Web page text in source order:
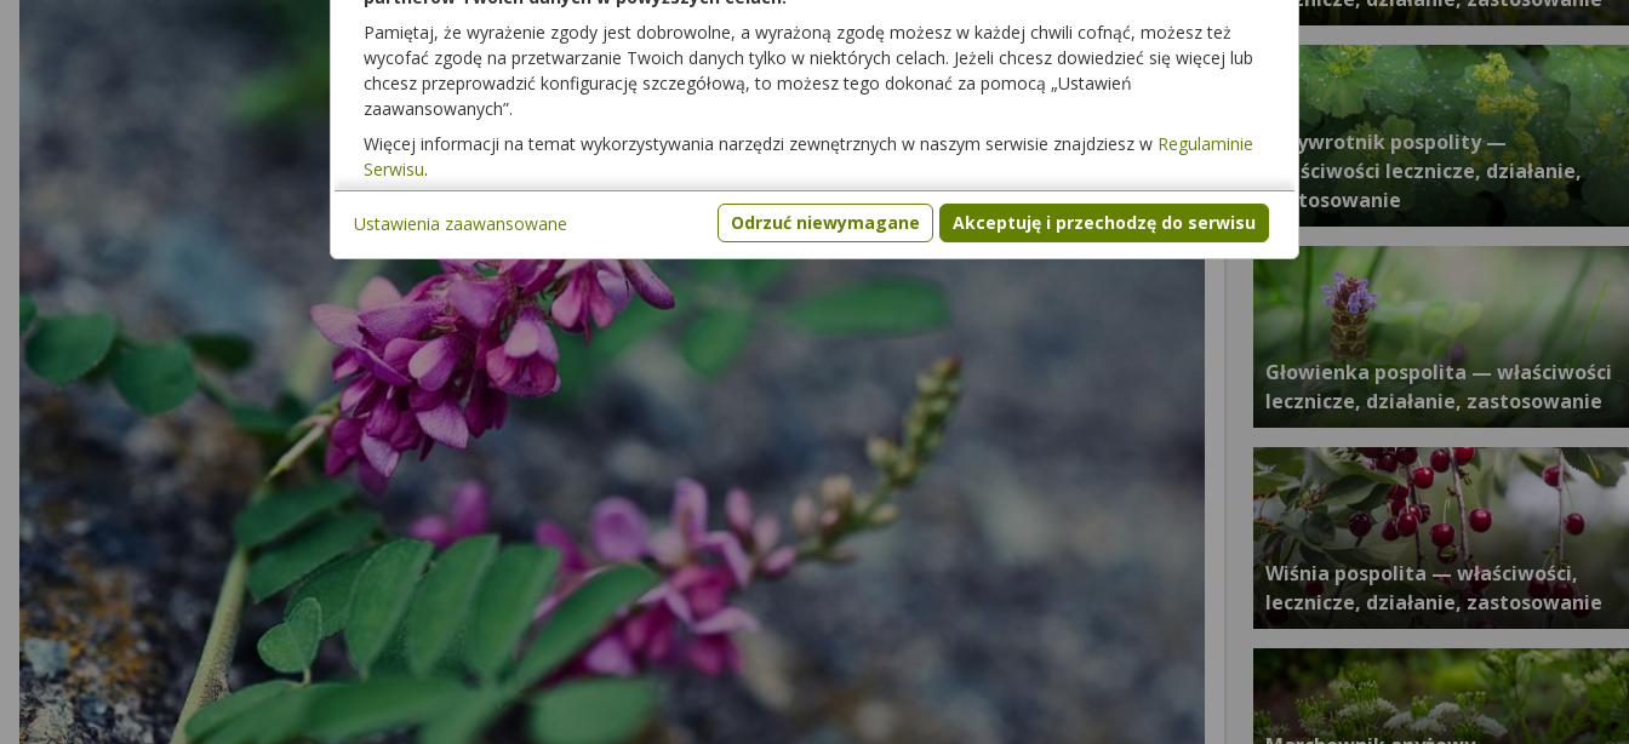
Przywrotnik pospolity —
właściwości lecznicze, działanie,
zastosowanie
Głowienka pospolita — właściwości
lecznicze, działanie, zastosowanie
Wiśnia pospolita — właściwości,
lecznicze, działanie, zastosowanie
Pamiętaj, że wyrażenie zgody jest dobrowolne, a wyrażoną zgodę możesz w każdej chwili cofnąć, możesz też
wycofać zgodę na przetwarzanie Twoich danych tylko w niektórych celach. Jeżeli chcesz dowiedzieć się więcej lub
chcesz przeprowadzić konfigurację szczegółową, to możesz tego dokonać za pomocą „Ustawień
zaawansowanych”.
Więcej informacji na temat wykorzystywania narzędzi zewnętrznych w naszym serwisie znajdziesz w Regulaminie
Serwisu.
Odrzuć niewymagane Akceptuję i przechodzę do serwisu
Ustawienia zaawansowane